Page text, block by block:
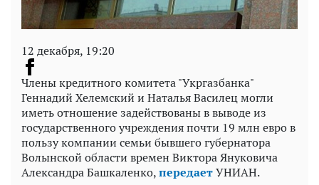
12 декабря, 19:20
Члены кредитного комитета "Укргазбанка"
Геннадий Хелемский и Наталья Василец могли
иметь отношение задействованы в выводе из
государственного учреждения почти 19 млн евро в
пользу компании семьи бывшего губернатора
Волынской области времен Виктора Януковича
Александра Башкаленко,передаетУНИАН.